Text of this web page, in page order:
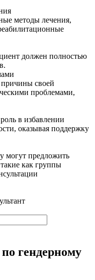
методы лечения,
должен полностью
причины своей
проблемами,
в избавлении
оказывая поддержку
могут предложить
как группы
гендерному